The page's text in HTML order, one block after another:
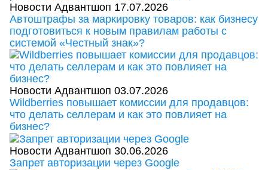
Новости Адвантшоп 17.07.2026
Автоштрафы за маркировку товаров: как бизнесу
подготовиться к новым правилам работы с
системой «Честный знак»?
Новости Адвантшоп 03.07.2026
Wildberries повышает комиссии для продавцов:
что делать селлерам и как это повлияет на
бизнес?
Новости Адвантшоп 30.06.2026
Запрет авторизации через Google